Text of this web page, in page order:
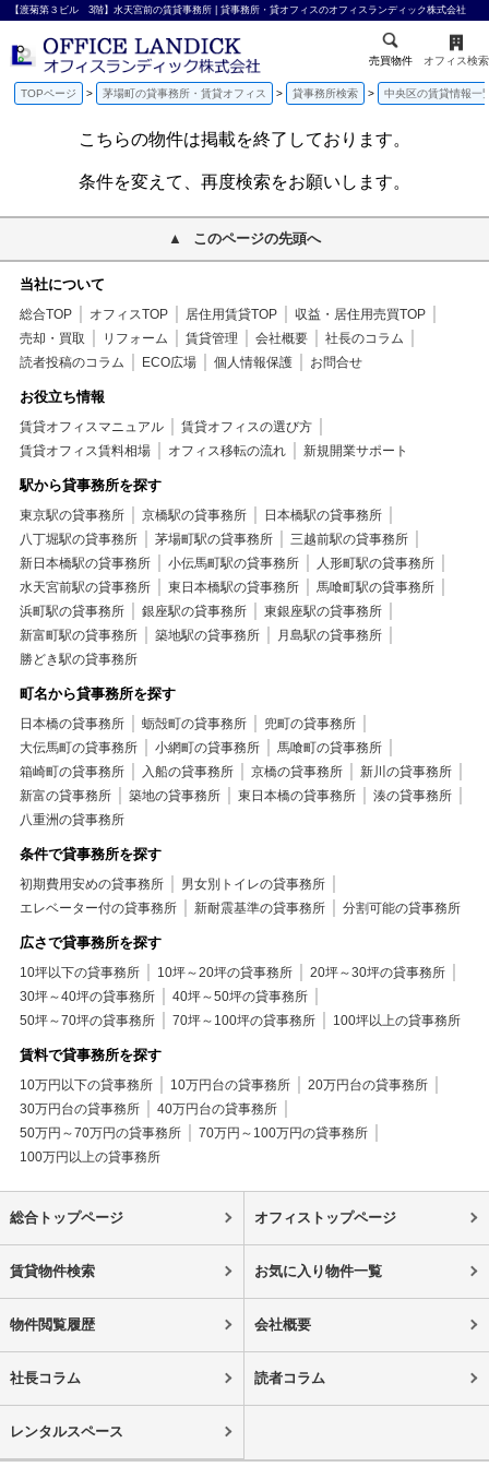
【渡菊第３ビル 3階】水天宮前の賃貸事務所 | 貸事務所・貸オフィスのオフィスランディック株式会社
売買物件 オフィス検索
TOPページ 茅場町の貸事務所・賃貸オフィス 貸事務所検索 中央区の賃貸情報一
こちらの物件は掲載を終了しております。
条件を変えて、再度検索をお願いします。
このページの先頭へ
当社について
総合TOP オフィスTOP 居住用賃貸TOP
収益・居住用売買TOP
売却・買取
リフォーム 賃貸管理 会社概要
社長のコラム
読者投稿のコラム
ECO広場 個人情報保護 お問合せ
お役立ち情報
賃貸オフィスマニュアル
賃貸オフィスの選び方
賃貸オフィス賃料相場
オフィス移転の流れ 新規開業サポート
駅から貸事務所を探す
東京駅の貸事務所 京橋駅の貸事務所
日本橋駅の貸事務所
八丁堀駅の貸事務所
茅場町駅の貸事務所
三越前駅の貸事務所
新日本橋駅の貸事務所
小伝馬町駅の貸事務所
人形町駅の貸事務所
水天宮前駅の貸事務所
東日本橋駅の貸事務所
馬喰町駅の貸事務所
浜町駅の貸事務所
銀座駅の貸事務所
東銀座駅の貸事務所
新富町駅の貸事務所
築地駅の貸事務所
月島駅の貸事務所
勝どき駅の貸事務所
町名から貸事務所を探す
日本橋の貸事務所 蛎殻町の貸事務所
兜町の貸事務所
大伝馬町の貸事務所
小網町の貸事務所
馬喰町の貸事務所
箱崎町の貸事務所
入船の貸事務所 京橋の貸事務所
新川の貸事務所
新富の貸事務所
築地の貸事務所 東日本橋の貸事務所
湊の貸事務所
八重洲の貸事務所
条件で貸事務所を探す
初期費用安めの貸事務所
男女別トイレの貸事務所
エレベーター付の貸事務所
新耐震基準の貸事務所 分割可能の貸事務所
広さで貸事務所を探す
10坪以下の貸事務所 10坪～20坪の貸事務所
20坪～30坪の貸事務所
30坪～40坪の貸事務所
40坪～50坪の貸事務所
50坪～70坪の貸事務所
70坪～100坪の貸事務所 100坪以上の貸事務所
賃料で貸事務所を探す
10万円以下の貸事務所 10万円台の貸事務所
20万円台の貸事務所
30万円台の貸事務所
40万円台の貸事務所
50万円～70万円の貸事務所
70万円～100万円の貸事務所
100万円以上の貸事務所
総合トップページ オフィストップページ
賃貸物件検索 お気に入り物件一覧
物件閲覧履歴 会社概要
社長コラム 読者コラム
レンタルスペース